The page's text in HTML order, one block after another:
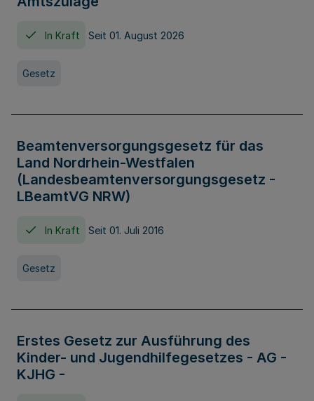
In Kraft Seit 01. August 2026
Gesetz
Beamtenversorgungsgesetz für das
Land Nordrhein-Westfalen
(Landesbeamtenversorgungsgesetz -
LBeamtVG NRW)
In Kraft Seit 01. Juli 2016
Gesetz
Erstes Gesetz zur Ausführung des
Kinder- und Jugendhilfegesetzes - AG -
KJHG -